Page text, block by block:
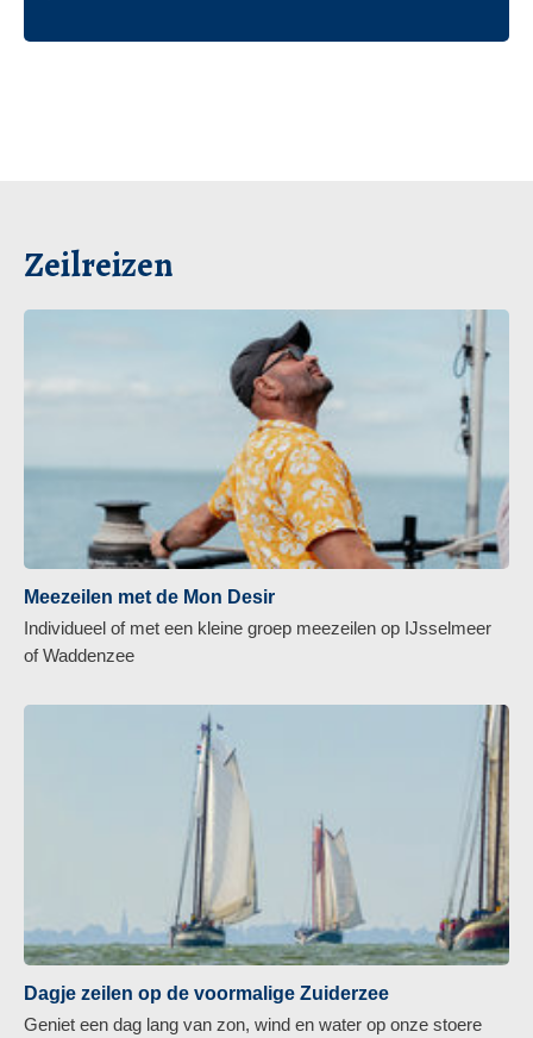
Zeilreizen
Meezeilen met de Mon Desir
Individueel of met een kleine groep meezeilen op IJsselmeer
of Waddenzee
Dagje zeilen op de voormalige Zuiderzee
Geniet een dag lang van zon, wind en water op onze stoere